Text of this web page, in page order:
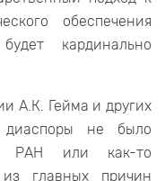
обеспечения
кардинально
А.К. Гейма и других
диаспоры не было
РАН или как-то
главных причин